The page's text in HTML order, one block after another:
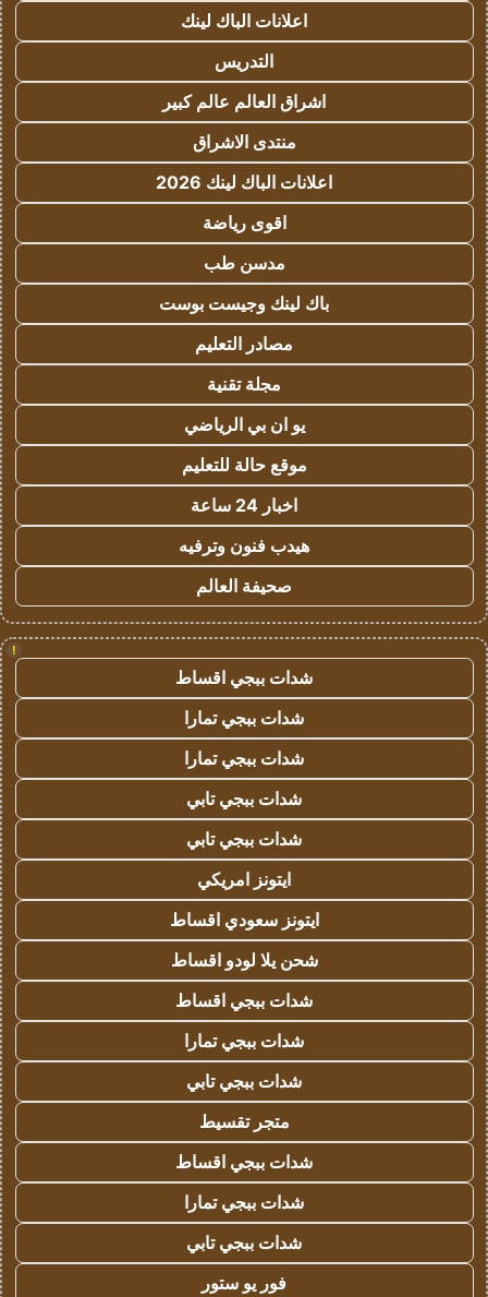
اعلانات الباك لينك
التدريس
اشراق العالم عالم كبير
منتدى الاشراق
اعلانات الباك لينك 2026
اقوى رياضة
مدسن طب
باك لينك وجيست بوست
مصادر التعليم
مجلة تقنية
يو ان بي الرياضي
موقع حالة للتعليم
اخبار 24 ساعة
هيدب فنون وترفيه
صحيفة العالم
!
شدات ببجي اقساط
شدات ببجي تمارا
شدات ببجي تمارا
شدات ببجي تابي
شدات ببجي تابي
ايتونز امريكي
ايتونز سعودي اقساط
شحن يلا لودو اقساط
شدات ببجي اقساط
شدات ببجي تمارا
شدات ببجي تابي
متجر تقسيط
شدات ببجي اقساط
شدات ببجي تمارا
شدات ببجي تابي
فور يو ستور